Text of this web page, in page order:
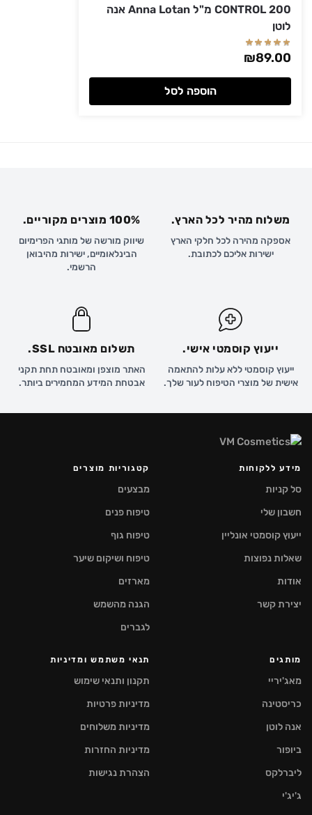
CONTROL 200 מ"ל Anna Lotan אנה
לוטן
₪89.00
הוספה לסל
משלוח מהיר לכל הארץ.
אספקה מהירה לכל חלקי הארץ
ישירות אליכם לכתובת.
100% מוצרים מקוריים.
שיווק מורשה של מותגי הפרימיום
הבינלאומיים, ישירות מהיבואן
הרשמי.
ייעוץ קוסמטי אישי.
ייעוץ קוסמטי ללא עלות להתאמה
אישית של מוצרי הטיפוח לעור שלך.
תשלום מאובטח SSL.
האתר מוצפן ומאובטח תחת תקני
אבטחת המידע המחמירים ביותר.
מידע ללקוחות
סל קניות
חשבון שלי
ייעוץ קוסמטי אונליין
שאלות נפוצות
אודות
יצירת קשר
קטגוריות מוצרים
מבצעים
טיפוח פנים
טיפוח גוף
טיפוח ושיקום שיער
מארזים
הגנה מהשמש
לגברים
מותגים
מאג'יריי
כריסטינה
אנה לוטן
ביופור
ליברלקס
ג'יג'י
תנאי משתמש ומדיניות
תקנון ותנאי שימוש
מדיניות פרטיות
מדיניות משלוחים
מדיניות החזרות
הצהרת נגישות